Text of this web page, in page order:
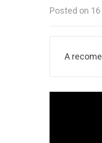
Posted on
A